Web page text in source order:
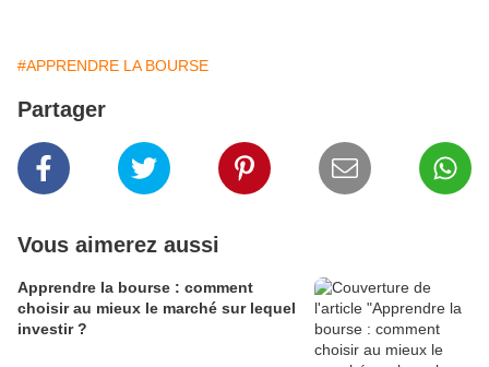
#APPRENDRE LA BOURSE
Partager
Vous aimerez aussi
Apprendre la bourse : comment
choisir au mieux le marché sur lequel
investir ?